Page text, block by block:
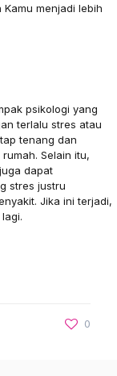
menjadi lebih
psikologi yang
terlalu stres atau
tenang dan
Selain itu,
dapat
stres justru
Jika ini terjadi,
0